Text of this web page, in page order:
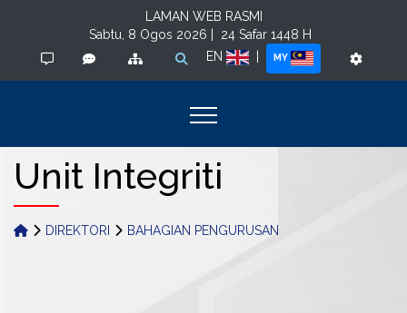
LAMAN WEB RASMI
Sabtu, 8 Ogos 2026 |
24 Safar 1448 H
EN
MY
Unit Integriti
DIREKTORI BAHAGIAN PENGURUSAN